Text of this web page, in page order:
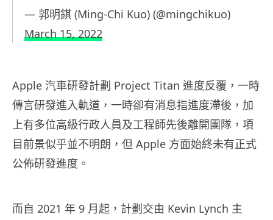
— 郭明錤 (Ming-Chi Kuo) (@mingchikuo)
March 15, 2022
Apple 汽車研發計劃 Project Titan 進度反覆，一時
傳言研發進入軌道，一時卻有消息指進度滯後，加
上有多位高級行政人員及工程師先後離開團隊，項
目前景似乎並不明朗，但 Apple 方面始終未有正式
公佈研發進度。
而自 2021 年 9 月起，計劃交由 Kevin Lynch 主